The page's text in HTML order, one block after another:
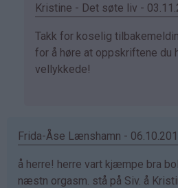
Kristine - Det søte liv -
Som
svar
på
bekreftet)
Takk for koselig
for å høre at oppskriftene du
vellykkede!
Frida-Åse Lænshamn -
å herre! herre vart kjæmpe bra
næstn orgasm. stå på Siv. å